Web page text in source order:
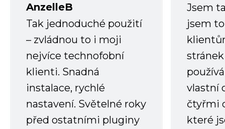
AnzelleB
Tak jednoduché použití
– zvládnou to i moji
nejvíce technofobní
klienti. Snadná
instalace, rychlé
nastavení. Světelné roky
před ostatními pluginy
Jsem
jsem
vlastní
čtyřmi
které